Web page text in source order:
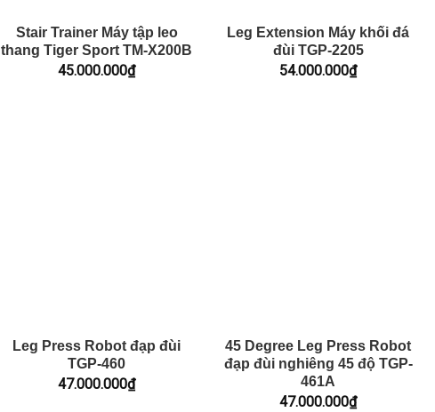
Stair Trainer Máy tập leo
thang Tiger Sport TM-X200B
45.000.000₫
Leg Extension Máy khối đá
đùi TGP-2205
54.000.000₫
Leg Press Robot đạp đùi
TGP-460
47.000.000₫
45 Degree Leg Press Robot
đạp đùi nghiêng 45 độ TGP-
461A
47.000.000₫